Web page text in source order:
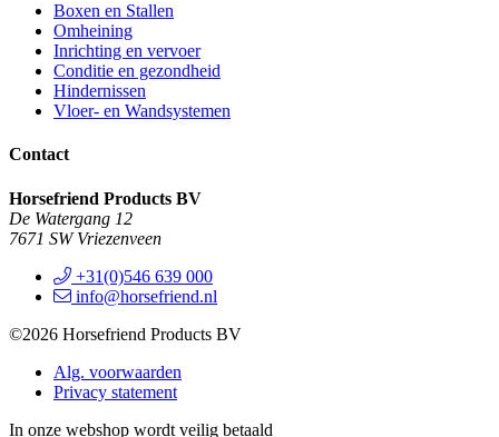
Boxen en Stallen
Omheining
Inrichting en vervoer
Conditie en gezondheid
Hindernissen
Vloer- en Wandsystemen
Contact
Horsefriend Products BV
De Watergang 12
7671 SW Vriezenveen
+31(0)546 639 000
info@horsefriend.nl
©2026 Horsefriend Products BV
Alg. voorwaarden
Privacy statement
In onze webshop wordt veilig betaald